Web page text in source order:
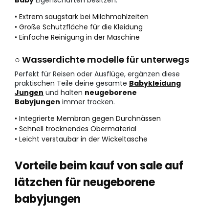
• Extrem saugstark bei Milchmahlzeiten
• Große Schutzfläche für die Kleidung
• Einfache Reinigung in der Maschine
○ Wasserdichte modelle für unterwegs
Perfekt für Reisen oder Ausflüge, ergänzen diese
praktischen Teile deine gesamte Babykleidung
Jungen und halten neugeborene
Babyjungen immer trocken.
• Integrierte Membran gegen Durchnässen
• Schnell trocknendes Obermaterial
• Leicht verstaubar in der Wickeltasche
Vorteile beim kauf von sale auf
lätzchen für neugeborene
babyjungen